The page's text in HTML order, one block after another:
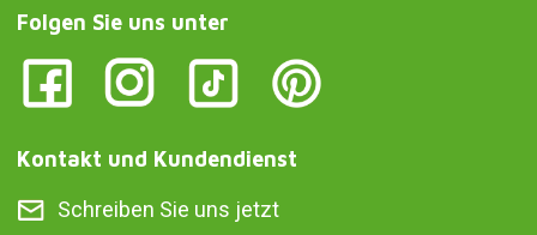
Folgen Sie uns unter
Kontakt und Kundendienst
Schreiben Sie uns jetzt